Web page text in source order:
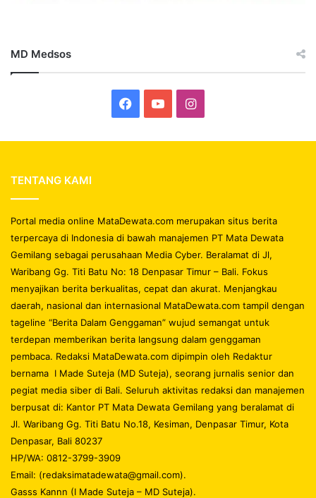
MD Medsos
Facebook
YouTubeInstagram
TENTANG KAMI
Portal media online MataDewata.com merupakan situs berita
terpercaya di Indonesia di bawah manajemen PT Mata Dewata
Gemilang sebagai perusahaan Media Cyber. Beralamat di Jl,
Waribang Gg. Titi Batu No: 18 Denpasar Timur – Bali. Fokus
menyajikan berita berkualitas, cepat dan akurat. Menjangkau
daerah, nasional dan internasional MataDewata.com tampil dengan
tageline “Berita Dalam Genggaman” wujud semangat untuk
terdepan memberikan berita langsung dalam genggaman
pembaca. Redaksi MataDewata.com dipimpin oleh Redaktur
bernama I Made Suteja (MD Suteja), seorang jurnalis senior dan
pegiat media siber di Bali. Seluruh aktivitas redaksi dan manajemen
berpusat di: Kantor PT Mata Dewata Gemilang yang beralamat di
Jl. Waribang Gg. Titi Batu No.18, Kesiman, Denpasar Timur, Kota
Denpasar, Bali 80237
HP/WA: 0812-3799-3909
Email: (redaksimatadewata@gmail.com).
Gasss Kannn (I Made Suteja – MD Suteja).